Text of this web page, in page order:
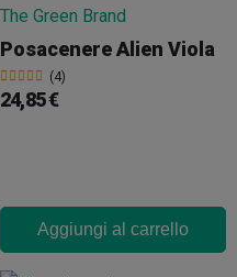
Posacenere Alien Viola
(4)
24,85 €
Aggiungi al carrello